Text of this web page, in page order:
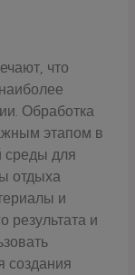
что
Обработка
этапом в
среды для
отдыха
и
результата и
создания